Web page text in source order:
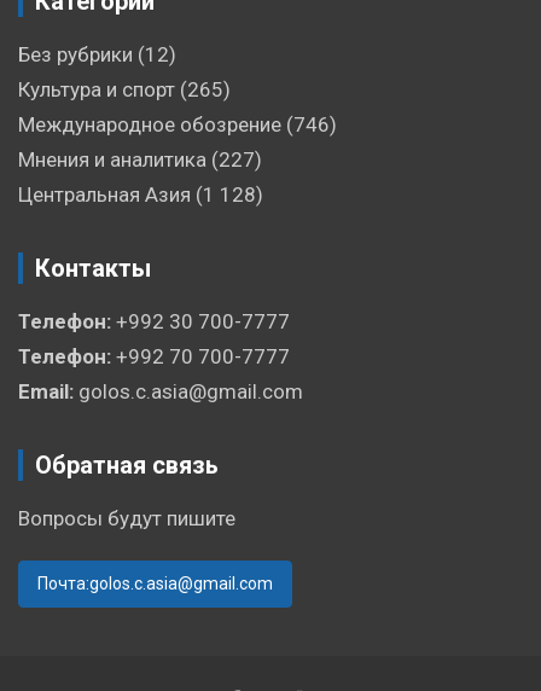
Без рубрики (12)
Культура и спорт (265)
Международное обозрение (746)
Мнения и аналитика (227)
Центральная Азия (1 128)
Контакты
Телефон: +992 30 700-7777
Телефон: +992 70 700-7777
Email: golos.c.asia@gmail.com
Обратная связь
Вопросы будут пишите
Почта:golos.c.asia@gmail.com